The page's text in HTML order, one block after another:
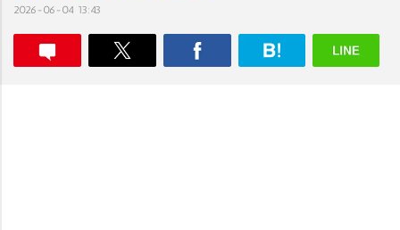
2026-06-04 13:43